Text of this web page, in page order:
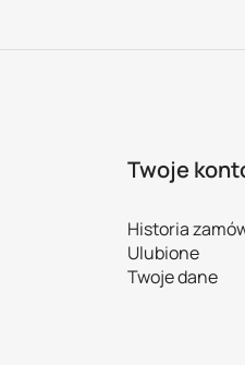
Twoje
Historia
Ulubione
Twoje dane